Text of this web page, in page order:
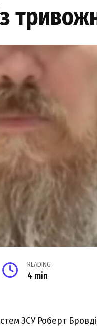
READING
4 min
ЗСУ Роберт